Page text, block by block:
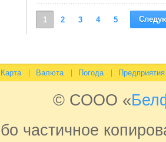
1 2 3 4 5
Карта Валюта Погода Предприятия
© СООО «
частичное